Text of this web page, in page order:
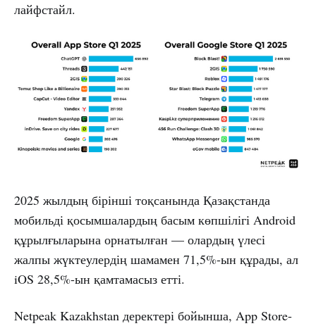
лайфстайл.
2025 жылдың бірінші тоқсанында Қазақстанда
мобильді қосымшалардың басым көпшілігі Android
құрылғыларына орнатылған — олардың үлесі
жалпы жүктеулердің шамамен 71,5%-ын құрады, ал
iOS 28,5%-ын қамтамасыз етті.
Netpeak Kazakhstan деректері бойынша, App Store-